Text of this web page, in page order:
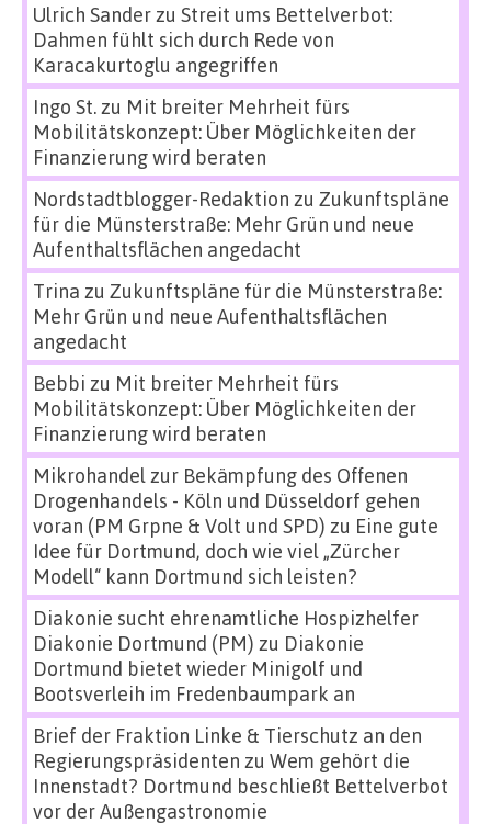
Ulrich Sanderzu Streit ums Bettelverbot:
Dahmen fühlt sich durch Rede von
Karacakurtoglu angegriffen
Ingo St.zu Mit breiter Mehrheit fürs
Mobilitätskonzept: Über Möglichkeiten der
Finanzierung wird beraten
Nordstadtblogger-Redaktion zu Zukunftspläne
für die Münsterstraße: Mehr Grün und neue
Aufenthaltsflächen angedacht
Trina zu Zukunftspläne für die Münsterstraße:
Mehr Grün und neue Aufenthaltsflächen
angedacht
Bebbi zu Mit breiter Mehrheit fürs
Mobilitätskonzept: Über Möglichkeiten der
Finanzierung wird beraten
Mikrohandel zur Bekämpfung des Offenen
Drogenhandels - Köln und Düsseldorf gehen
voran (PM Grpne & Volt und SPD) zu Eine gute
Idee für Dortmund, doch wie viel „Zürcher
Modell“ kann Dortmund sich leisten?
Diakonie sucht ehrenamtliche Hospizhelfer
Diakonie Dortmund (PM) zu Diakonie
Dortmund bietet wieder Minigolf und
Bootsverleih im Fredenbaumpark an
Brief der Fraktion Linke & Tierschutz an den
Regierungspräsidenten zu Wem gehört die
Innenstadt? Dortmund beschließt Bettelverbot
vor der Außengastronomie